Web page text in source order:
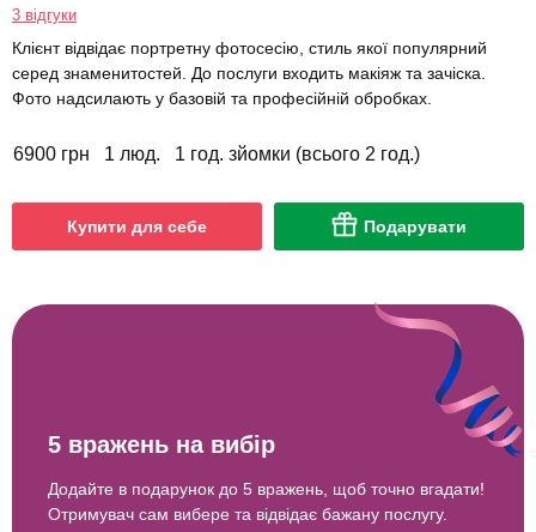
3 відгуки
Клієнт відвідає портретну фотосесію, стиль якої популярний
серед знаменитостей. До послуги входить макіяж та зачіска.
Фото надсилають у базовій та професійній обробках.
6900 грн 1 люд. 1 год. зйомки (всього 2 год.)
Купити для себе Подарувати
5 вражень на вибір
Додайте в подарунок до 5 вражень, щоб точно вгадати!
Отримувач сам вибере та відвідає бажану послугу.